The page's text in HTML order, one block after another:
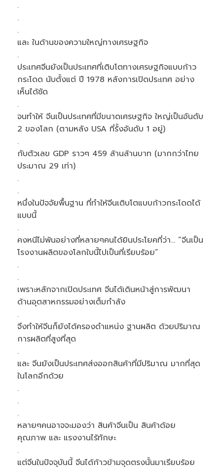
.
.
.
และ ในด้านของความใหญ่ทางเศรษฐกิจ
.
ประเทศจีนยังเป็นประเทศที่เติบโตทางเศรษฐกิจแบบก้าว
กระโดด นับตั้งแต่ ปี 1978 หลังการเปิดประเทศ อย่าง
เห็นได้ชัด
.
จนทำให้ จีนเป็นประเทศที่มีขนาดเศรษฐกิจ ใหญ่เป็นอันดับ
2 ของโลก (ตามหลัง USA ที่รั้งอันดับ 1 อยู่)
.
กับตัวเลข GDP ราวๆ 459 ล้านล้านบาท (มากกว่าไทย
ประมาณ 29 เท่า)
.
.
หนึ่งในปัจจัยพื้นฐาน ที่ทำให้จีนเติบโตแบบก้าวกระโดดได้
แบบนี้
.
คงหนีไม่พ้นอย่างที่หลายๆคนได้ยินประโยคที่ว่า… “จีนเป็น
โรงงานผลิตของโลกใบนี้ไปเป็นที่เรียบร้อย”
.
.
เพราะหลักจากเปิดประเทศ จีนได้เดินหน้าสู่การพัฒนา
ด้านอุตสาหกรรมอย่างเต็มกำลัง
.
จึงทำให้จีนก็ยังได้ครองดำแหน่ง ฐานผลิต ด้วยปริมาณ
การผลิตที่สูงที่สุด
.
และ จีนยังเป็นประเทศส่งออกสินค้าที่มีปริมาณ มากที่สุด
ในโลกอีกด้วย
.
.
.
หลายๆคนอาจจะมองว่า สินค้าจีนเป็น สินค้าด้อย
คุณภาพ และ แรงงานไร้ทักษะ
.
แต่จีนในปัจจุบันนี้ จีนได้ก้าวข้ามจุดตรงนั้นมาเรียบร้อย